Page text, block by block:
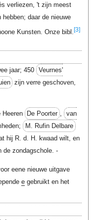
verliezen, 't zijn meest
daar de nieuwe
Kunsten. Onze bibl.[3]
jaar; 450 Veurnes'
zijn verre geschoven,
De Poorter , van
M. Rufin Delbare
hij R. d. H. kwaad wilt, en
de zondagschole. -
eene nieuwe uitgave
e gebruikt en het